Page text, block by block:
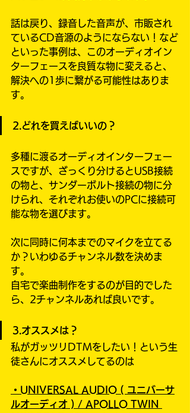
話は戻り、録音した音声が、市販され
ているCD音源のようにならない！など
といった事例は、このオーディオイン
ターフェースを良質な物に変えると、
解決への1歩に繋がる可能性はありま
す。
2.どれを買えばいいの？
多種に渡るオーディオインターフェー
スですが、ざっくり分けるとUSB接続
の物と、サンダーボルト接続の物に分
けられ、それぞれお使いのPCに接続可
能な物を選びます。
次に同時に何本までのマイクを立てる
か？いわゆるチャンネル数を決めま
す。
自宅で楽曲制作をするのが目的でした
ら、2チャンネルあれば良いです。
3.オススメは？
私がガッツリDTMをしたい！という生
徒さんにオススメしてるのは
・UNIVERSAL AUDIO ( ユニバーサ
ルオーディオ ) / APOLLO TWIN